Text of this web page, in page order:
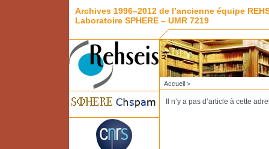
Archives 1996–2012 de l’ancienne équipe
Laboratoire SPHERE – UMR 7219
Accueil>
Il n’y a pas d’article à cette